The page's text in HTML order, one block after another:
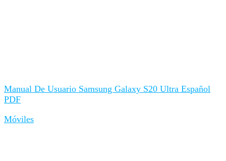
Manual De Usuario Samsung Galaxy S20 Ultra Español
PDF
Móviles